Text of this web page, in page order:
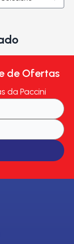
de Ofertas
da Paccini